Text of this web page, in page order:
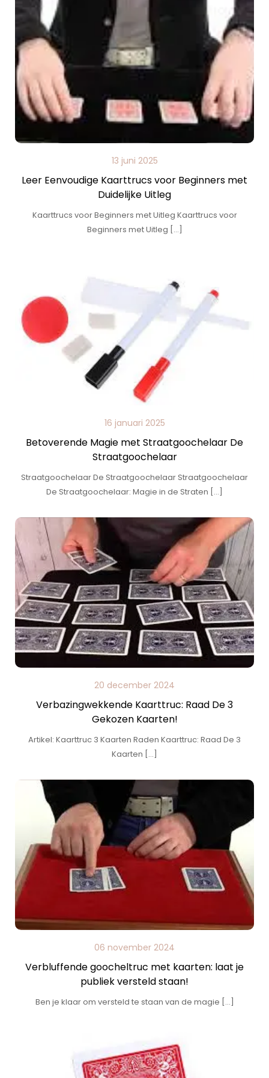
13 juni 2025
Leer Eenvoudige Kaarttrucs voor Beginners met
Duidelijke Uitleg
Kaarttrucs voor Beginners met Uitleg Kaarttrucs voor
Beginners met Uitleg […]
16 januari 2025
Betoverende Magie met Straatgoochelaar De
Straatgoochelaar
Straatgoochelaar De Straatgoochelaar Straatgoochelaar
De Straatgoochelaar: Magie in de Straten […]
20 december 2024
Verbazingwekkende Kaarttruc: Raad De 3
Gekozen Kaarten!
Artikel: Kaarttruc 3 Kaarten Raden Kaarttruc: Raad De 3
Kaarten […]
06 november 2024
Verbluffende goocheltruc met kaarten: laat je
publiek versteld staan!
Ben je klaar om versteld te staan van de magie […]